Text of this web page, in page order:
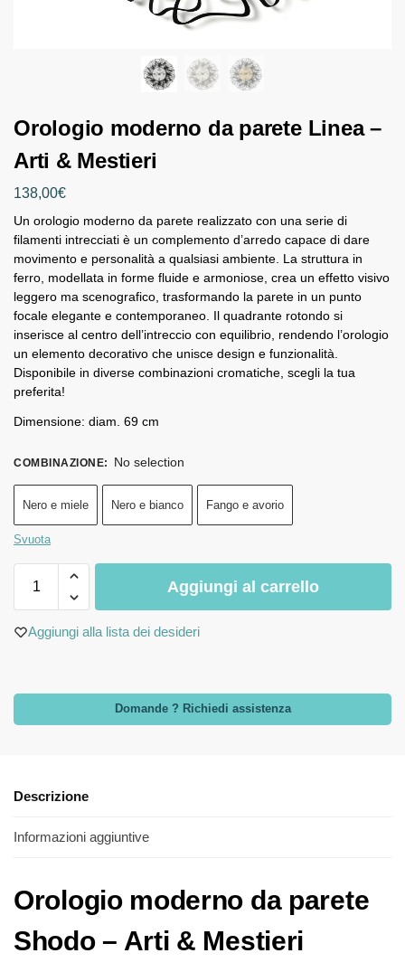
Orologio moderno da parete Linea –
Arti & Mestieri
138,00€
Un orologio moderno da parete realizzato con una serie di
filamenti intrecciati è un complemento d’arredo capace di dare
movimento e personalità a qualsiasi ambiente. La struttura in
ferro, modellata in forme fluide e armoniose, crea un effetto visivo
leggero ma scenografico, trasformando la parete in un punto
focale elegante e contemporaneo. Il quadrante rotondo si
inserisce al centro dell’intreccio con equilibrio, rendendo l’orologio
un elemento decorativo che unisce design e funzionalità.
Disponibile in diverse combinazioni cromatiche, scegli la tua
preferita!
Dimensione: diam. 69 cm
COMBINAZIONE: No selection
Nero e miele Nero e bianco Fango e avorio
Svuota
Aggiungi al carrello
Aggiungi alla lista dei desideri
Domande ? Richiedi assistenza
Descrizione
Informazioni aggiuntive
Orologio moderno da parete
Shodo – Arti & Mestieri